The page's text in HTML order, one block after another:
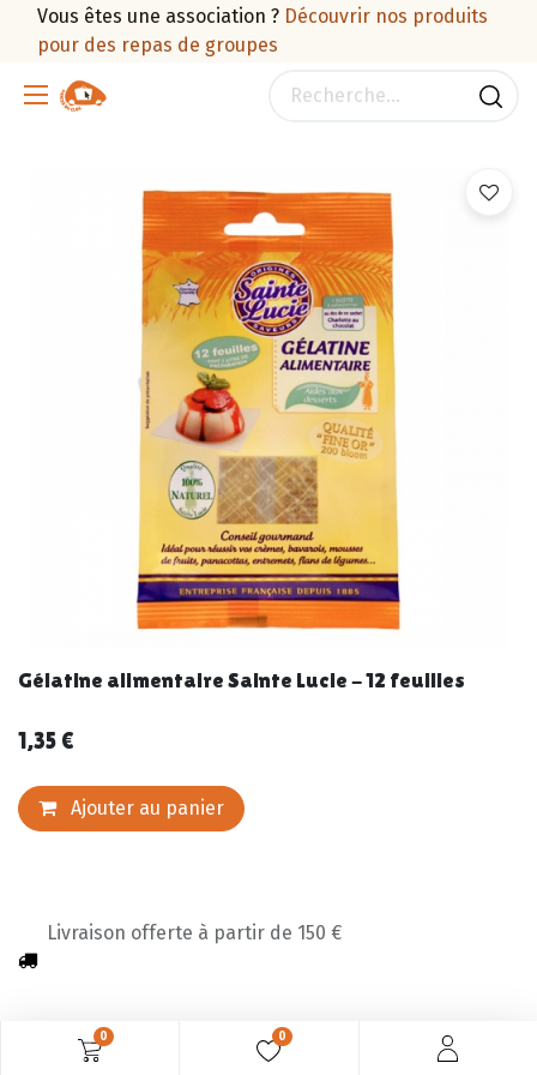
0 0
Vous êtes une association ? Découvrir nos produits
pour des repas de groupes
Gélatine alimentaire Sainte Lucie - 12 feuilles
1,35 €
Ajouter au panier
Livraison offerte à partir de 150 €